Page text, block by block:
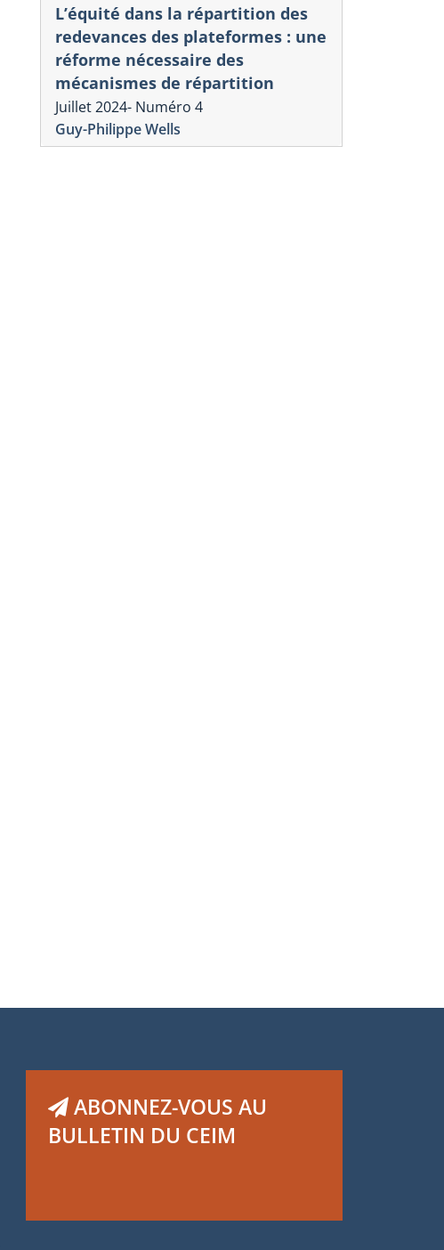
L’équité dans la répartition des
redevances des plateformes : une
réforme nécessaire des
mécanismes de répartition
Juillet 2024- Numéro 4
Guy-Philippe Wells
ABONNEZ-VOUS AU
BULLETIN DU CEIM